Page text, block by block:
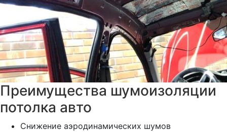
Преимущества шумоизоляции
потолка авто
Снижение аэродинамических шумов